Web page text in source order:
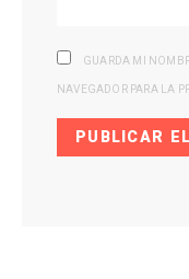
GUARDA MI
NAVEGADOR PARA LA